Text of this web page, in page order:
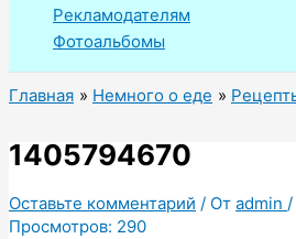
Рекламодателям
Фотоальбомы
Главная Немного о еде
1405794670
Оставьте комментарий / От admin /
Просмотров: 290